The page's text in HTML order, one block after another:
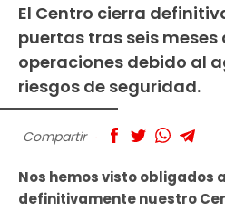
El Centro cierra
puertas tras seis meses
operaciones debido al
riesgos de seguridad.
Compartir
Nos hemos visto obligados
definitivamente nuestro